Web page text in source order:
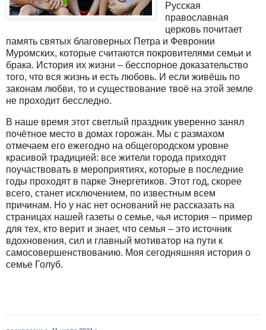
Русская
православная
церковь почитает
память святых благоверных Петра и Февронии
Муромских, которые считаются покровителями семьи и
брака. История их жизни – бесспорное доказательство
того, что вся жизнь и есть любовь. И если живёшь по
законам любви, то и существование твоё на этой земле
не проходит бесследно.
В наше время этот светлый праздник уверенно занял
почётное место в домах горожан. Мы с размахом
отмечаем его ежегодно на общегородском уровне
красивой традицией: все жители города приходят
поучаствовать в мероприятиях, которые в последние
годы проходят в парке Энергетиков. Этот год, скорее
всего, станет исключением, по известным всем
причинам. Но у нас нет оснований не рассказать на
страницах нашей газеты о семье, чья история – пример
для тех, кто верит и знает, что семья – это источник
вдохновения, сил и главный мотиватор на пути к
самосовершенствованию. Моя сегодняшняя история о
семье Голуб.